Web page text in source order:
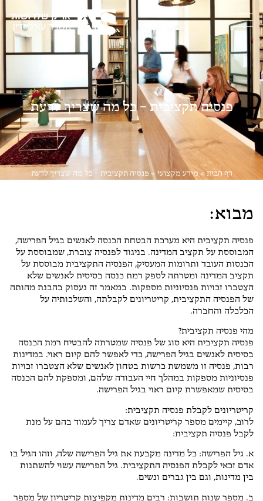
פנסיה תקציבית – כל מה שצריך לדעת
דף הבית»מידע מקצועי» פנסיה תקציבית – כל מה שצריך לדעת
מבוא:
פנסיה תקציבית היא מערכת הבטחת הכנסה לאנשים בגיל הפרישה,
המבוססת על תקציב המדינה. בניגוד לפנסיה צוברת, שמבוססת על
הכנסות העובד ותרומות המעסיק, הפנסיה התקציבית מבוססת על
תקציב המדינה ומטרתה לספק רמת כנסה בסיסית לאנשים שלא
הצטברו זכויות פנסיוניות מספקות. במאמר זה נעסוק בהבנת מהותה
של הפנסיה התקציבית, קריטריונים לקבלתה, והשלכותיה על
הכלכלה והחברה.
מהי פנסיה תקציבית?
פנסיה תקציבית היא סוג של פנסיה שמטרתה להבטיח רמת הכנסה
בסיסית לאנשים בגיל הפרישה, כדי לאפשר להם קיום ראוי. במדינות
רבות, פנסיה זו משמשת כרשות בטחון לאנשים שלא הצטברו זכויות
פנסיוניות מספקות במהלך חיי העבודה שלהם, ומספקת להם הכנסה
בסיסית שמאפשרת קיום ראוי בגיל הפרישה.
קריטריונים לקבלת פנסיה תקציבית:
לרוב, קיימים מספר קריטריונים שאדם צריך לעמוד בהם על מנת
לקבל פנסיה תקציבית:
א. גיל הפרישה: כל מדינה מקבעת את גיל הפרישה שלה, וזהו הגיל בו
אדם זכאי לקבלת הפנסיה התקציבית. גיל הפרישה עשוי להשתנות
בין מדינות, וגם בין גברים ונשים.
ב. מספר שנות תושבות: רבים מדינות מקפיצות קריטריון של מספר